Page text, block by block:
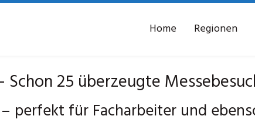
Home Regionen
25 überzeugte
perfekt für Facharbeiter und